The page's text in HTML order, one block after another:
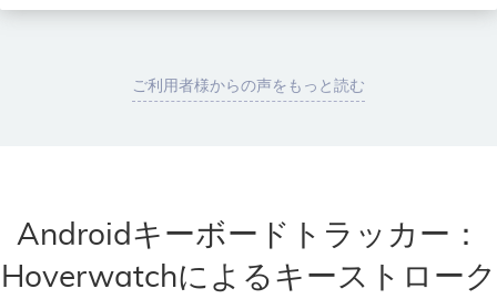
ご利用者様からの声をもっと読む
Androidキーボードトラッカー：
Hoverwatchによるキーストローク